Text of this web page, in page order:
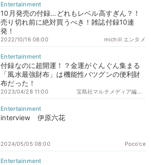
10月発売の付録…どれもレベル高すぎん？！
売り切れ前に絶対買うべき！雑誌付録10連
発！
michill エンタメ
2022/10/16 08:00
付録なのに超開運！？金運がぐんぐん集まる
「風水最強財布」は機能性バツグンの便利財
布だった！
宝島社マルチメディア編集部エディターズ
2023/04/28 11:00
interview 伊原六花
Poco'ce
2024/05/05 08:00